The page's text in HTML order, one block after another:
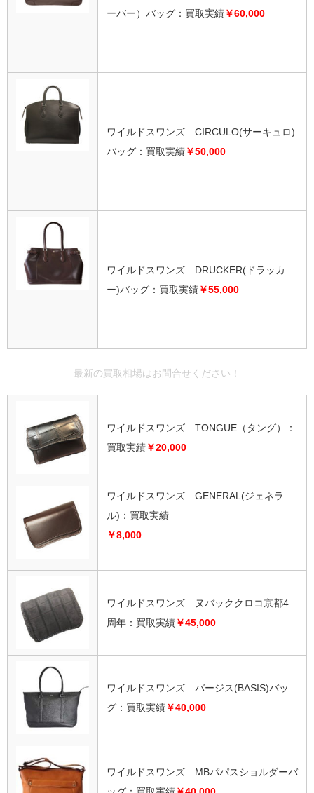
ーバー）バッグ：買取実績￥60,000
ワイルドスワンズ CIRCULO(サーキュロ)
バッグ：買取実績￥50,000
ワイルドスワンズ DRUCKER(ドラッカ
ー)バッグ：買取実績￥55,000
ワイルドスワンズ TONGUE（タング）：
買取実績￥20,000
ワイルドスワンズ GENERAL(ジェネラ
ル)：買取実績
￥8,000
ワイルドスワンズ ヌバッククロコ京都4
周年：買取実績￥45,000
ワイルドスワンズ バージス(BASIS)バッ
グ：買取実績￥40,000
ワイルドスワンズ MBパパスショルダーバ